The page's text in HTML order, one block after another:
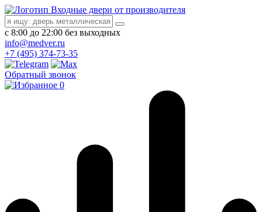
Входные двери от производителя
с 8:00 до 22:00 без выходных
info@medver.ru
+7 (495) 374-73-35
Обратный звонок
0